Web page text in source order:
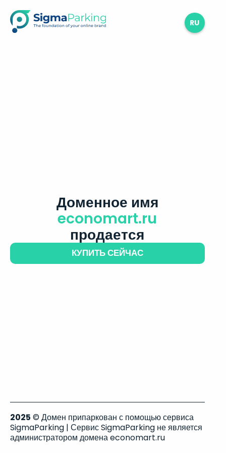
RU
Доменное имя
economart.ru
продается
КУПИТЬ СЕЙЧАС
2025 © Домен припаркован с помощью сервиса
SigmaParking | Сервис SigmaParking не является
администратором домена economart.ru